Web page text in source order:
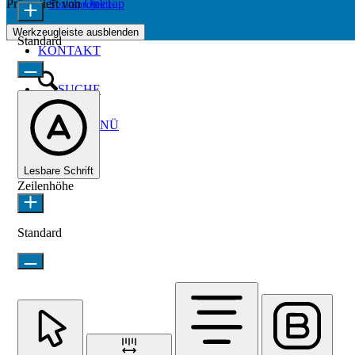
Sozialprojekte
KONTAKT
SUCHE
MENÜ MENÜ
Präsentiert vonOneTap
Werkzeugleiste ausblenden
Standard
Lesbare Schrift
Zeilenhöhe
Standard